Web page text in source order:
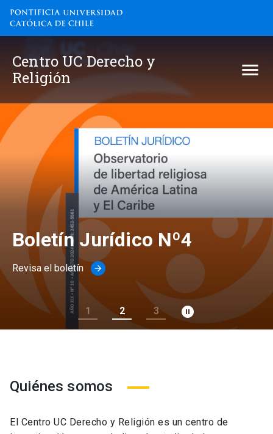
Centro UC Derecho y Religión
Centro UC Derecho y
Religión
Boletín Jurídico Nº4
Revisa el boletín arrow_forward
1 2 3 pause_circle_filled
Quiénes somos
El Centro UC Derecho y Religión es un centro de